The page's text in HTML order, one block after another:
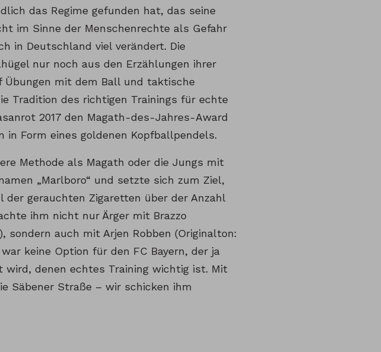
das Regime gefunden hat, das seine
im Sinne der Menschenrechte als Gefahr
in Deutschland viel verändert. Die
nur noch aus den Erzählungen ihrer
Übungen mit dem Ball und taktische
Tradition des richtigen Trainings für echte
2017 den Magath-des-Jahres-Award
in Form eines goldenen Kopfballpendels.
Methode als Magath oder die Jungs mit
„Marlboro“ und setzte sich zum Ziel,
der gerauchten Zigaretten über der Anzahl
ihm nicht nur Ärger mit Brazzo
sondern auch mit Arjen Robben (Originalton:
keine Option für den FC Bayern, der ja
wird, denen echtes Training wichtig ist. Mit
Säbener Straße – wir schicken ihm